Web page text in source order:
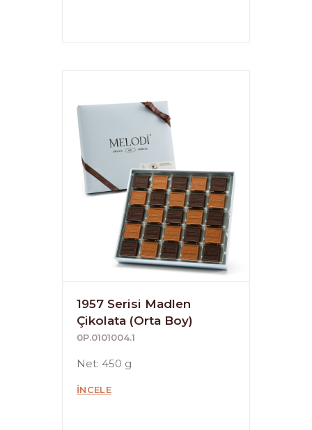
1957 Serisi Madlen
Çikolata (Orta Boy)
0P.0101004.1
Net: 450 g
İNCELE